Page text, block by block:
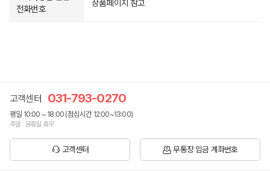
전화번호
상품페이지 참고
고객센터 031-793-0270
평일 10:00 ~ 18:00 (점심시간 12:00~13:00)
주말 · 공휴일 휴무
고객센터 무통장 입금 계좌번호